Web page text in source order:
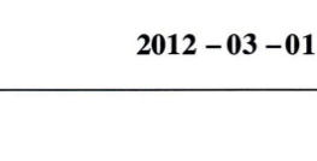
２０１２一０３一０
１